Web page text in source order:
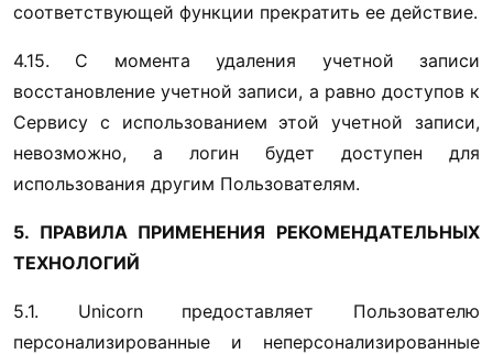
соответствующей функции прекратить ее действие.
4.15. С момента удаления учетной записи
восстановление учетной записи, а равно доступов к
Сервису с использованием этой учетной записи,
невозможно, а логин будет доступен для
использования другим Пользователям.
5. ПРАВИЛА ПРИМЕНЕНИЯ РЕКОМЕНДАТЕЛЬНЫХ
ТЕХНОЛОГИЙ
5.1. Unicorn предоставляет Пользователю
персонализированные и неперсонализированные